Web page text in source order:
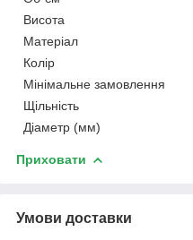
Висота
Матеріал
Колір
Мінімальне замовлення
Щільність
Діаметр (мм)
Приховати
Умови доставки